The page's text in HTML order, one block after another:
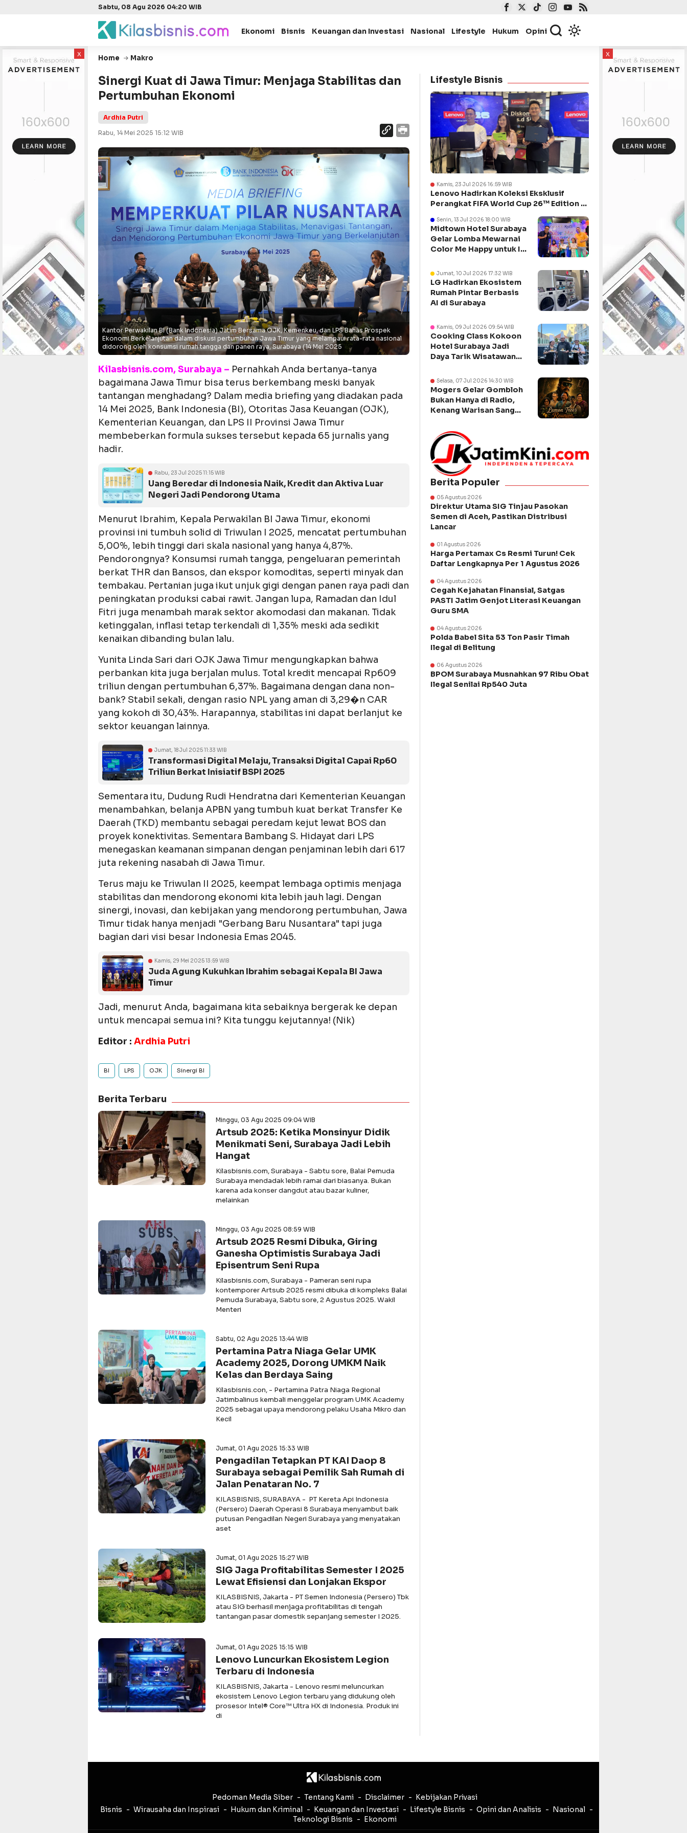
Sabtu, 08 Agu 2026 04:20 WIB
Ekonomi Bisnis Keuangan dan Investasi Nasional Lifestyle Hukum Opini
x x
Home Makro
Sinergi Kuat di Jawa Timur: Menjaga Stabilitas dan
Pertumbuhan Ekonomi
Ardhia Putri
Rabu, 14 Mei 2025 15:12 WIB
Kantor Perwakilan BI (Bank Indonesia) Jatim Bersama OJK, Kemenkeu, dan LPS Bahas Prospek
Ekonomi Berkelanjutan dalam diskusi pertumbuhan Jawa Timur yang melampaui rata-rata nasional
didorong oleh konsumsi rumah tangga dan panen raya, Surabaya (14 Mei 2025
Kilasbisnis.com, Surabaya – Pernahkah Anda bertanya-tanya
bagaimana Jawa Timur bisa terus berkembang meski banyak
tantangan menghadang? Dalam media briefing yang diadakan pada
14 Mei 2025, Bank Indonesia (BI), Otoritas Jasa Keuangan (OJK),
Kementerian Keuangan, dan LPS II Provinsi Jawa Timur
membeberkan formula sukses tersebut kepada 65 jurnalis yang
hadir.
Rabu, 23 Jul 2025 11:15 WIB
Uang Beredar di Indonesia Naik, Kredit dan Aktiva Luar
Negeri Jadi Pendorong Utama
Menurut Ibrahim, Kepala Perwakilan BI Jawa Timur, ekonomi
provinsi ini tumbuh solid di Triwulan I 2025, mencatat pertumbuhan
5,00%, lebih tinggi dari skala nasional yang hanya 4,87%.
Pendorongnya? Konsumsi rumah tangga, pengeluaran pemerintah
berkat THR dan Bansos, dan ekspor komoditas, seperti minyak dan
tembakau. Pertanian juga ikut unjuk gigi dengan panen raya padi dan
peningkatan produksi cabai rawit. Jangan lupa, Ramadan dan Idul
Fitri juga menambah marak sektor akomodasi dan makanan. Tidak
ketinggalan, inflasi tetap terkendali di 1,35% meski ada sedikit
kenaikan dibanding bulan lalu.
Yunita Linda Sari dari OJK Jawa Timur mengungkapkan bahwa
perbankan kita juga berjalan mulus. Total kredit mencapai Rp609
triliun dengan pertumbuhan 6,37%. Bagaimana dengan dana non-
bank? Stabil sekali, dengan rasio NPL yang aman di 3,29�n CAR
yang kokoh di 30,43%. Harapannya, stabilitas ini dapat berlanjut ke
sektor keuangan lainnya.
Jumat, 18 Jul 2025 11:33 WIB
Transformasi Digital Melaju, Transaksi Digital Capai Rp60
Triliun Berkat Inisiatif BSPI 2025
Sementara itu, Dudung Rudi Hendratna dari Kementerian Keuangan
menambahkan, belanja APBN yang tumbuh kuat berkat Transfer Ke
Daerah (TKD) membantu sebagai peredam kejut lewat BOS dan
proyek konektivitas. Sementara Bambang S. Hidayat dari LPS
menegaskan keamanan simpanan dengan penjaminan lebih dari 617
juta rekening nasabah di Jawa Timur.
Terus maju ke Triwulan II 2025, keempat lembaga optimis menjaga
stabilitas dan mendorong ekonomi kita lebih jauh lagi. Dengan
sinergi, inovasi, dan kebijakan yang mendorong pertumbuhan, Jawa
Timur tidak hanya menjadi "Gerbang Baru Nusantara" tapi juga
bagian dari visi besar Indonesia Emas 2045.
Kamis, 29 Mei 2025 13:59 WIB
Juda Agung Kukuhkan Ibrahim sebagai Kepala BI Jawa
Timur
Jadi, menurut Anda, bagaimana kita sebaiknya bergerak ke depan
untuk mencapai semua ini? Kita tunggu kejutannya! (Nik)
Editor : Ardhia Putri
BI LPS OJK Sinergi BI
Berita Terbaru
Minggu, 03 Agu 2025 09:04 WIB
Artsub 2025: Ketika Monsinyur Didik
Menikmati Seni, Surabaya Jadi Lebih
Hangat
Kilasbisnis.com, Surabaya - Sabtu sore, Balai Pemuda
Surabaya mendadak lebih ramai dari biasanya. Bukan
karena ada konser dangdut atau bazar kuliner,
melainkan
Minggu, 03 Agu 2025 08:59 WIB
Artsub 2025 Resmi Dibuka, Giring
Ganesha Optimistis Surabaya Jadi
Episentrum Seni Rupa
Kilasbisnis.com, Surabaya - Pameran seni rupa
kontemporer Artsub 2025 resmi dibuka di kompleks Balai
Pemuda Surabaya, Sabtu sore, 2 Agustus 2025. Wakil
Menteri
Sabtu, 02 Agu 2025 13:44 WIB
Pertamina Patra Niaga Gelar UMK
Academy 2025, Dorong UMKM Naik
Kelas dan Berdaya Saing
Kilasbisnis.con, - Pertamina Patra Niaga Regional
Jatimbalinus kembali menggelar program UMK Academy
2025 sebagai upaya mendorong pelaku Usaha Mikro dan
Kecil
Jumat, 01 Agu 2025 15:33 WIB
Pengadilan Tetapkan PT KAI Daop 8
Surabaya sebagai Pemilik Sah Rumah di
Jalan Penataran No. 7
KILASBISNIS, SURABAYA - PT Kereta Api Indonesia
(Persero) Daerah Operasi 8 Surabaya menyambut baik
putusan Pengadilan Negeri Surabaya yang menyatakan
aset
Jumat, 01 Agu 2025 15:27 WIB
SIG Jaga Profitabilitas Semester I 2025
Lewat Efisiensi dan Lonjakan Ekspor
KILASBISNIS, Jakarta - PT Semen Indonesia (Persero) Tbk
atau SIG berhasil menjaga profitabilitas di tengah
tantangan pasar domestik sepanjang semester I 2025.
Jumat, 01 Agu 2025 15:15 WIB
Lenovo Luncurkan Ekosistem Legion
Terbaru di Indonesia
KILASBISNIS, Jakarta - Lenovo resmi meluncurkan
ekosistem Lenovo Legion terbaru yang didukung oleh
prosesor Intel® Core™ Ultra HX di Indonesia. Produk ini
di
Lifestyle Bisnis
Kamis, 23 Jul 2026 16:59 WIB
Lenovo Hadirkan Koleksi Eksklusif
Perangkat FIFA World Cup 26™ Edition di
Senin, 13 Jul 2026 18:00 WIB
Midtown Hotel Surabaya
Gelar Lomba Mewarnai
Color Me Happy untuk Isi
Jumat, 10 Jul 2026 17:32 WIB
LG Hadirkan Ekosistem
Rumah Pintar Berbasis
AI di Surabaya
Kamis, 09 Jul 2026 09:54 WIB
Cooking Class Kokoon
Hotel Surabaya Jadi
Daya Tarik Wisatawan
Selasa, 07 Jul 2026 14:30 WIB
Mogers Gelar Gombloh
Bukan Hanya di Radio,
Kenang Warisan Sang
Berita Populer
05 Agustus 2026
Direktur Utama SIG Tinjau Pasokan
Semen di Aceh, Pastikan Distribusi
Lancar
01 Agustus 2026
Harga Pertamax Cs Resmi Turun! Cek
Daftar Lengkapnya Per 1 Agustus 2026
04 Agustus 2026
Cegah Kejahatan Finansial, Satgas
PASTI Jatim Genjot Literasi Keuangan
Guru SMA
04 Agustus 2026
Polda Babel Sita 53 Ton Pasir Timah
Ilegal di Belitung
06 Agustus 2026
BPOM Surabaya Musnahkan 97 Ribu Obat
Ilegal Senilai Rp540 Juta
Pedoman Media Siber Tentang Kami Disclaimer
Kebijakan Privasi
Bisnis
Wirausaha dan Inspirasi Hukum dan Kriminal Keuangan dan Investasi Lifestyle Bisnis Opini dan Analisis
Nasional
Teknologi Bisnis
Ekonomi